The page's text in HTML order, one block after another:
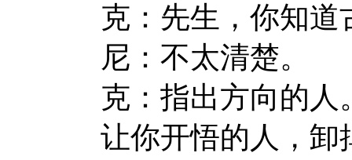
克：先生，你知
尼：不太清楚。
克：指出方向的
让你开悟的人，卸